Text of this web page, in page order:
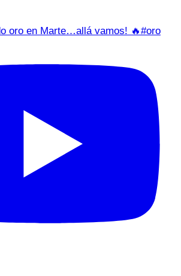
oro en Marte…allá vamos! 🔥#oro